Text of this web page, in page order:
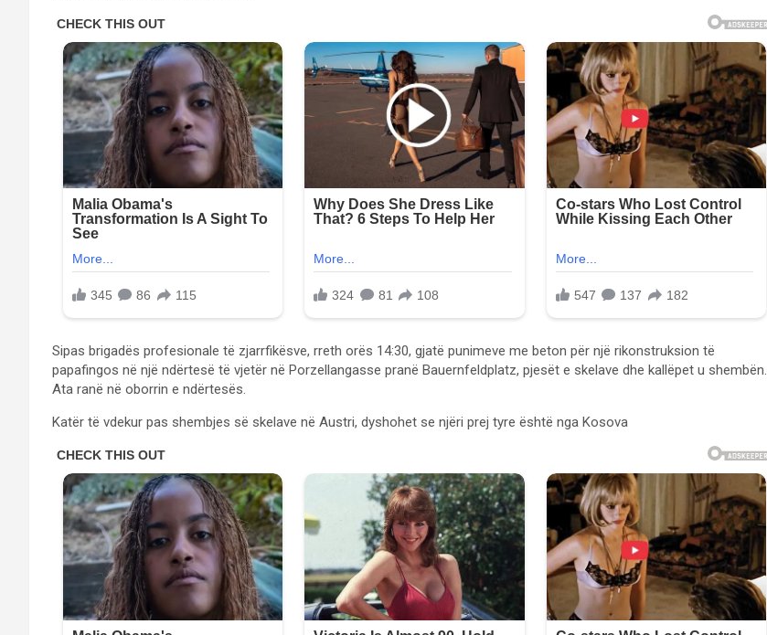
Sipas brigadës profesionale të zjarrfikësve, rreth orës 14:30, gjatë punimeve me beton për një rikonstruksion të
papafingos në një ndërtesë të vjetër në Porzellangasse pranë Bauernfeldplatz, pjesët e skelave dhe kallëpet u shembën.
Ata ranë në oborrin e ndërtesës.
Katër të vdekur pas shembjes së skelave në Austri, dyshohet se njëri prej tyre është nga Kosova